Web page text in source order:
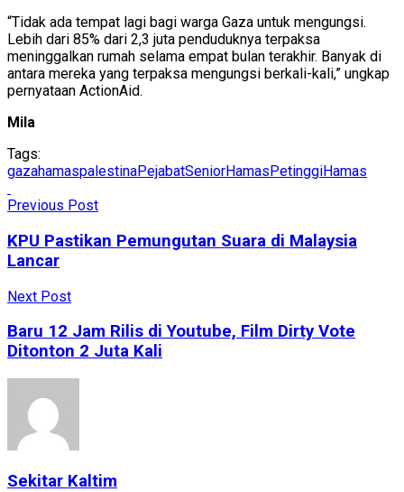
“Tidak ada tempat lagi bagi warga Gaza untuk mengungsi.
Lebih dari 85% dari 2,3 juta penduduknya terpaksa
meninggalkan rumah selama empat bulan terakhir. Banyak di
antara mereka yang terpaksa mengungsi berkali-kali,” ungkap
pernyataan ActionAid.
Mila
Tags:
gazahamaspalestinaPejabatSeniorHamas PetinggiHamas
Previous Post
KPU Pastikan Pemungutan Suara di Malaysia
Lancar
Next Post
Baru 12 Jam Rilis di Youtube, Film Dirty Vote
Ditonton 2 Juta Kali
Sekitar Kaltim